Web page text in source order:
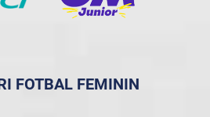
FOTBAL FEMININ